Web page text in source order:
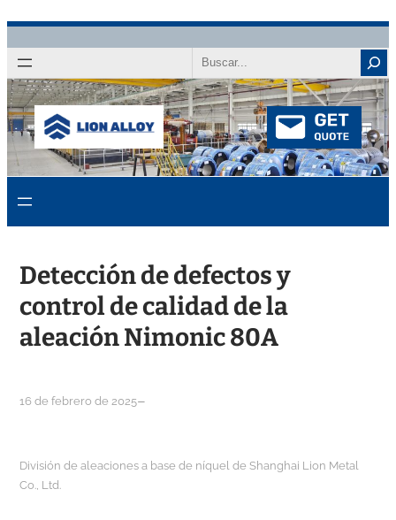
al
contenido
Buscar
Detección de defectos y
control de calidad de la
aleación Nimonic 80A
16 de febrero de 2025–
División de aleaciones a base de níquel de Shanghai Lion Metal
Co., Ltd.